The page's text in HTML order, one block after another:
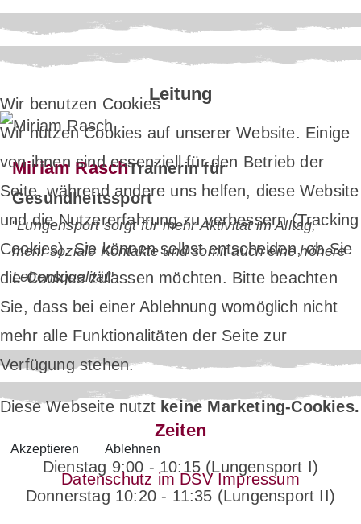
Leitung
Miriam RaschTrainerin für
Gesundheitssport
"Lungensport sorgt für mehr Aktivität im Alltag,
mehr soziale Kontakte und somit auch eine höhere
Lebensqualität"
Zeiten
Dienstag 9:00 - 10:15 (Lungensport I)
Donnerstag 10:20 - 11:35 (Lungensport II)
Wir benutzen Cookies
Wir nutzen Cookies auf unserer Website. Einige
von ihnen sind essenziell für den Betrieb der
Seite, während andere uns helfen, diese Website
und die Nutzererfahrung zu verbessern (Tracking
Cookies). Sie können selbst entscheiden, ob Sie
die Cookies zulassen möchten. Bitte beachten
Sie, dass bei einer Ablehnung womöglich nicht
mehr alle Funktionalitäten der Seite zur
Verfügung stehen.
Diese Webseite nutzt keine Marketing-Cookies.
Akzeptieren Ablehnen
Datenschutz im DSV Impressum